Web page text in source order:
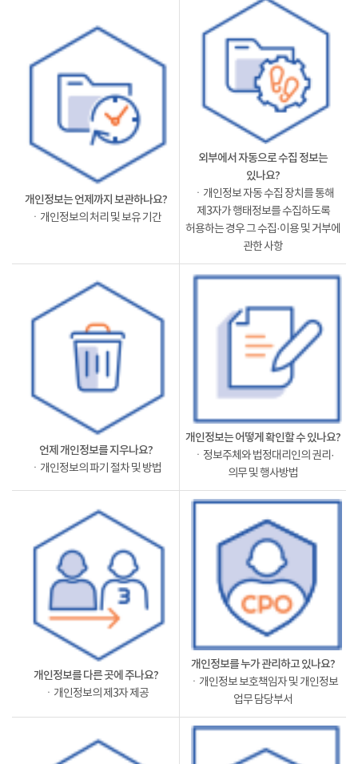
개인정보는 언제까지 보관하나요?
ㆍ개인정보의 처리 및 보유 기간
외부에서 자동으로 수집 정보는
있나요?
ㆍ개인정보 자동 수집 장치를 통해
제3자가 행태정보를 수집하도록
허용하는 경우 그 수집·이용 및 거부에
관한 사항
언제 개인정보를 지우나요?
ㆍ개인정보의 파기 절차 및 방법
개인정보는 어떻게 확인할 수 있나요?
ㆍ정보주체와 법정대리인의 권리·
의무 및 행사방법
개인정보를 다른 곳에 주나요?
ㆍ개인정보의 제3자 제공
개인정보를 누가 관리하고 있나요?
ㆍ개인정보 보호책임자 및 개인정보
업무 담당부서